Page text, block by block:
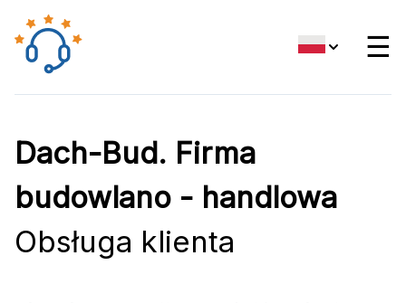
☰
Dach-Bud. Firma
budowlano - handlowa
Obsługa klienta